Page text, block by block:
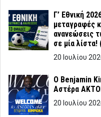
Γ’ Εθνική
μεταγραφές
ανανεώσεις
σε μία
20 Ιουλίου
Ο Benjamin
Αστέρα
20 Ιουλίου